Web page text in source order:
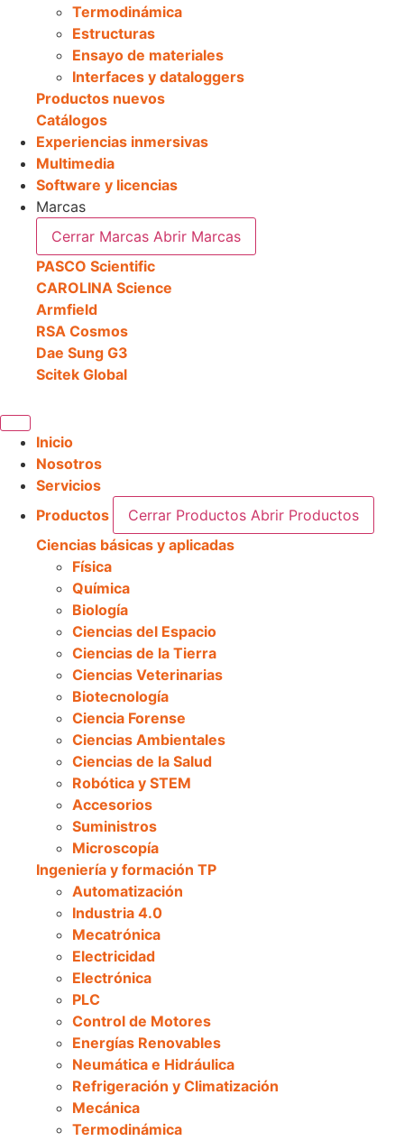
Termodinámica
Estructuras
Ensayo de materiales
Interfaces y dataloggers
Productos nuevos
Catálogos
Experiencias inmersivas
Multimedia
Software y licencias
Marcas
Cerrar Marcas Abrir Marcas
PASCO Scientific
CAROLINA Science
Armfield
RSA Cosmos
Dae Sung G3
Scitek Global
Inicio
Nosotros
Servicios
Productos
Cerrar Productos Abrir Productos
Ciencias básicas y aplicadas
Física
Química
Biología
Ciencias del Espacio
Ciencias de la Tierra
Ciencias Veterinarias
Biotecnología
Ciencia Forense
Ciencias Ambientales
Ciencias de la Salud
Robótica y STEM
Accesorios
Suministros
Microscopía
Ingeniería y formación TP
Automatización
Industria 4.0
Mecatrónica
Electricidad
Electrónica
PLC
Control de Motores
Energías Renovables
Neumática e Hidráulica
Refrigeración y Climatización
Mecánica
Termodinámica